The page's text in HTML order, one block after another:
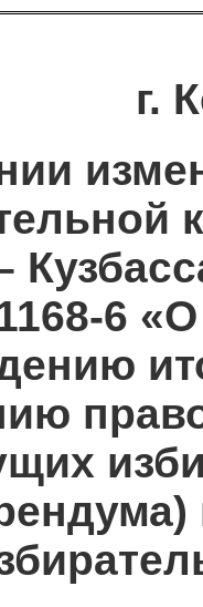
г.
6